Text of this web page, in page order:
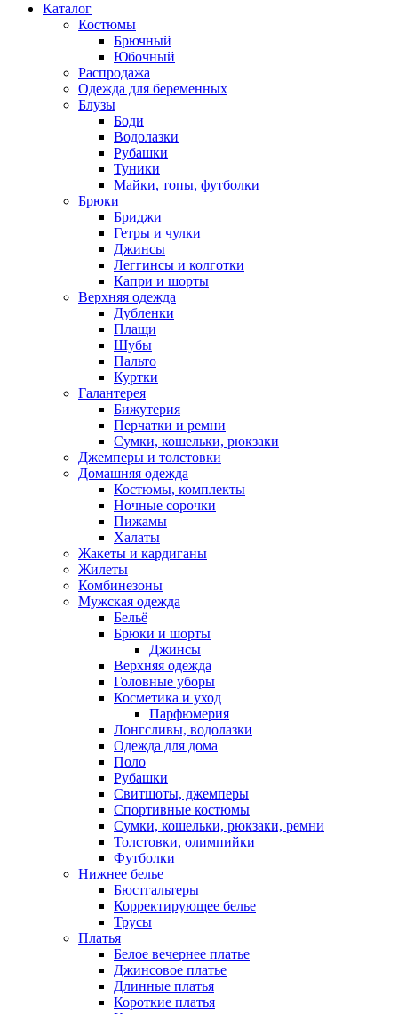
Каталог
Костюмы
Брючный
Юбочный
Распродажа
Одежда для беременных
Блузы
Боди
Водолазки
Рубашки
Туники
Майки, топы, футболки
Брюки
Бриджи
Гетры и чулки
Джинсы
Леггинсы и колготки
Капри и шорты
Верхняя одежда
Дубленки
Плащи
Шубы
Пальто
Куртки
Галантерея
Бижутерия
Перчатки и ремни
Сумки, кошельки, рюкзаки
Джемперы и толстовки
Домашняя одежда
Костюмы, комплекты
Ночные сорочки
Пижамы
Халаты
Жакеты и кардиганы
Жилеты
Комбинезоны
Мужская одежда
Бельё
Брюки и шорты
Джинсы
Верхняя одежда
Головные уборы
Косметика и уход
Парфюмерия
Лонгсливы, водолазки
Одежда для дома
Поло
Рубашки
Свитшоты, джемперы
Спортивные костюмы
Сумки, кошельки, рюкзаки, ремни
Толстовки, олимпийки
Футболки
Нижнее белье
Бюстгальтеры
Корректирующее белье
Трусы
Платья
Белое вечернее платье
Джинсовое платье
Длинные платья
Короткие платья